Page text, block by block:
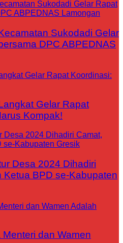
Sukodadi Gelar
DPC ABPEDNAS
Gelar Rapat
Kompak!
Desa 2024 Dihadiri
Ketua BPD se-Kabupaten
dan Wamen